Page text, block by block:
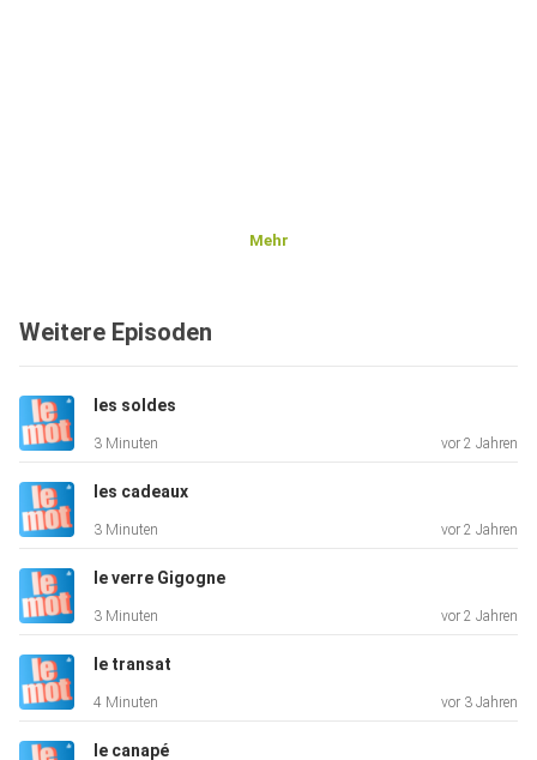
Mehr
Weitere Episoden
les soldes
3 Minuten vor 2 Jahren
les cadeaux
3 Minuten vor 2 Jahren
le verre Gigogne
3 Minuten vor 2 Jahren
le transat
4 Minuten vor 3 Jahren
le canapé